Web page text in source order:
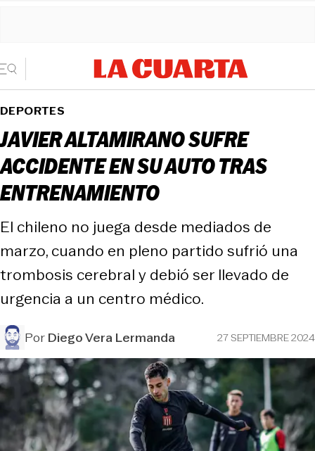
DEPORTES
JAVIER ALTAMIRANO SUFRE
ACCIDENTE EN SU AUTO TRAS
ENTRENAMIENTO
El chileno no juega desde mediados de
marzo, cuando en pleno partido sufrió una
trombosis cerebral y debió ser llevado de
urgencia a un centro médico.
PorDiego Vera Lermanda 27 SEPTIEMBRE 2024